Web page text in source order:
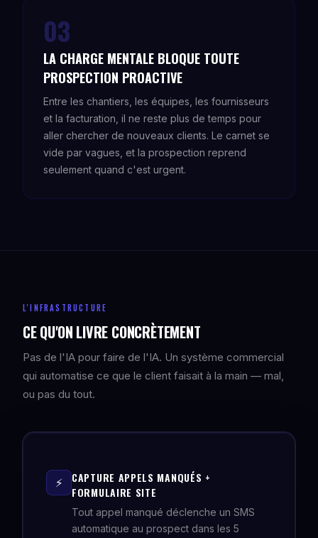
03
LA CHARGE MENTALE BLOQUE TOUTE
PROSPECTION PROACTIVE
Entre les chantiers, les équipes, les fournisseurs
et la facturation, il ne reste plus de temps pour
aller chercher de nouveaux clients. Le carnet se
vide par vagues, et la prospection reprend
seulement quand c'est urgent.
L'INFRASTRUCTURE
CE QU'ON LIVRE CONCRÈTEMENT
Pas de l'IA pour faire de l'IA. Un système commercial
qui automatise ce que le client faisait à la main — mal,
ou pas du tout.
⚡
CAPTURE APPELS MANQUÉS +
FORMULAIRE SITE
Tout appel manqué déclenche un SMS
automatique au prospect dans les 5